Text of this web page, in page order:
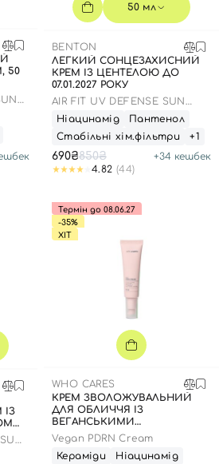
Креми для тіла з SPF
Мініатюри
Карбоксітерапія
Бʼюті гаджети
Автозасмага
Набори
Шия і декольте
Для дітей
Спеціальний догляд
Для дітей
Для чоловіків
Дезодоранти
Засоби для інтимної гігієни
Автозасмага для тіла
50
50 мл
BENTON
ЛЕГКИЙ СОНЦЕЗАХИСНИЙ
КРЕМ ІЗ ЦЕНТЕЛОЮ ДО
07.01.2027 РОКУ
AIR FIT UV DEFENSE SUN
CREAM SPF50
Ніацинамід
Пантенол
Стабільні хім.фільтри
+1
690₴850₴ +34 кешбек
4.82 (44)
Термін до 08.06.27
-35%
ХІТ
WHO CARES
КРЕМ ЗВОЛОЖУВАЛЬНИЙ
ДЛЯ ОБЛИЧЧЯ ІЗ
ВЕГАНСЬКИМИ
ПОЛІНУКЛЕОТИДАМИ, 50 МЛ
ТЕРМІН ДО 08.06.27
Vegan PDRN Cream
Кераміди
Ніацинамід